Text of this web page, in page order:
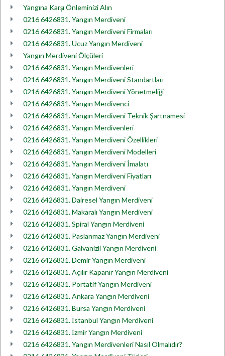
Yangına Karşı Önleminizi Alın
0216 6426831. Yangın Merdiveni
0216 6426831. Yangın Merdiveni Firmaları
0216 6426831. Ucuz Yangın Merdiveni
Yangın Merdiveni Ölçüleri
0216 6426831. Yangın Merdivenleri
0216 6426831. Yangın Merdiveni Standartları
0216 6426831. Yangın Merdiveni Yönetmeliği
0216 6426831. Yangın Merdivenci
0216 6426831. Yangın Merdiveni Teknik Şartnamesi
0216 6426831. Yangın Merdivenleri
0216 6426831. Yangın Merdiveni Özellikleri
0216 6426831. Yangın Merdiveni Modelleri
0216 6426831. Yangın Merdiveni İmalatı
0216 6426831. Yangın Merdiveni Fiyatları
0216 6426831. Yangın Merdiveni
0216 6426831. Dairesel Yangın Merdiveni
0216 6426831. Makaralı Yangın Merdiveni
0216 6426831. Spiral Yangın Merdiveni
0216 6426831. Paslanmaz Yangın Merdiveni
0216 6426831. Galvanizli Yangın Merdiveni
0216 6426831. Demir Yangın Merdiveni
0216 6426831. Açılır Kapanır Yangın Merdiveni
0216 6426831. Portatif Yangın Merdiveni
0216 6426831. Ankara Yangın Merdiveni
0216 6426831. Bursa Yangın Merdiveni
0216 6426831. İstanbul Yangın Merdiveni
0216 6426831. İzmir Yangın Merdiveni
0216 6426831. Yangın Merdivenleri Nasıl Olmalıdır?